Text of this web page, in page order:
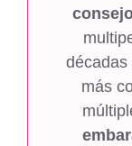
décadas
más